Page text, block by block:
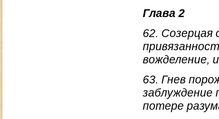
Глава 2
62. Созерцая
вожделение,
63. Гнев
заблуждение
потере